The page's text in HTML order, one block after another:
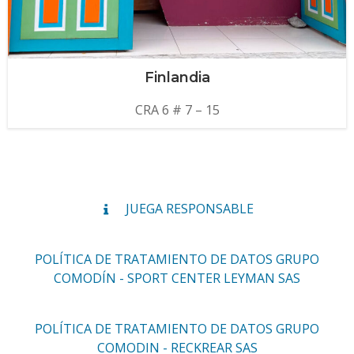
Finlandia
CRA 6 # 7 – 15
JUEGA RESPONSABLE
POLÍTICA DE TRATAMIENTO DE DATOS GRUPO
COMODÍN - SPORT CENTER LEYMAN SAS
POLÍTICA DE TRATAMIENTO DE DATOS GRUPO
COMODIN - RECKREAR SAS